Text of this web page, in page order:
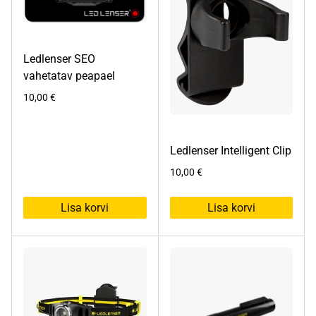
Ledlenser SEO
vahetatav peapael
10,00 €
Lisa korvi
Ledlenser Intelligent Clip
10,00 €
Lisa korvi